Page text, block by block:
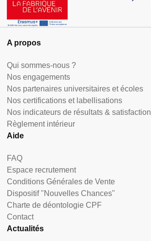
A propos
Qui sommes-nous ?
Nos engagements
Nos partenaires universitaires et écoles
Nos certifications et labellisations
Nos indicateurs de résultats & satisfaction
Règlement intérieur
Aide
FAQ
Espace recrutement
Conditions Générales de Vente
Dispositif "Nouvelles Chances"
Charte de déontologie CPF
Contact
Actualités